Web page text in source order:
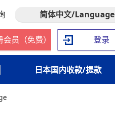
简体中文/Language
会员（免费） 登录
日本国内收款/提款